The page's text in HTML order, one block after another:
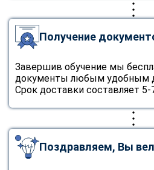
Получение
Завершив обучение мы
документы любым удобным
Срок доставки составляет 5-
Поздравляем, Вы